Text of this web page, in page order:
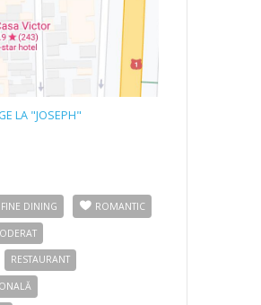
LA "JOSEPH"
FINE DINING ROMANTIC
RESTAURANT